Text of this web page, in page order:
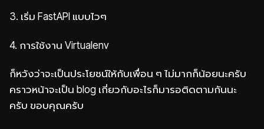
3. เริ่ม FastAPI แบบไวๆ
4. การใช้งาน Virtualenv
ก็หวังว่าจะเป็นประโยชน์ให้กับเพื่อน ๆ ไม่มากก็น้อยนะครับ
คราวหน้าจะเป็น blog เกี่ยวกับอะไรก็มารอติดตามกันนะ
ครับ ขอบคุณครับ